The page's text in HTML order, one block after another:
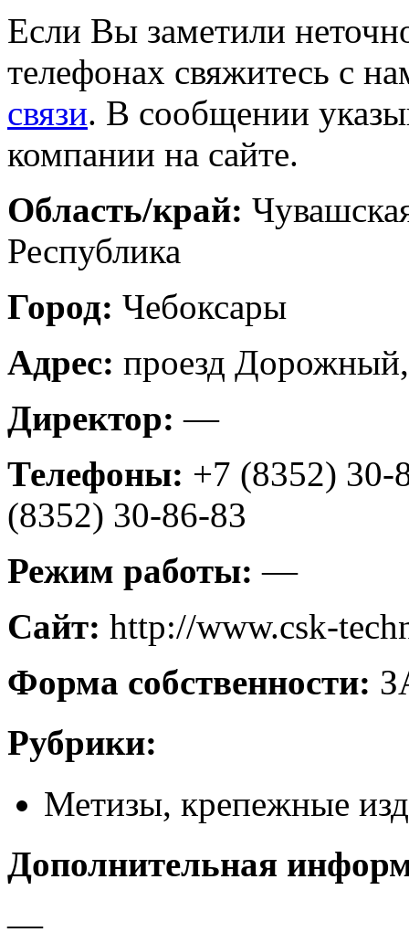
Если Вы заметили
телефонах свяжитесь с
связи. В сообщении
компании на сайте.
Область/край:
Республика
Город: Чебоксары
Адрес: проезд
Директор:—
Телефоны: +7 (8352) 30-
(8352) 30-86-83
Режим работы:—
Сайт: http://www.csk-
Форма собственности:
Рубрики:
Метизы, крепежные
Дополнительная
—